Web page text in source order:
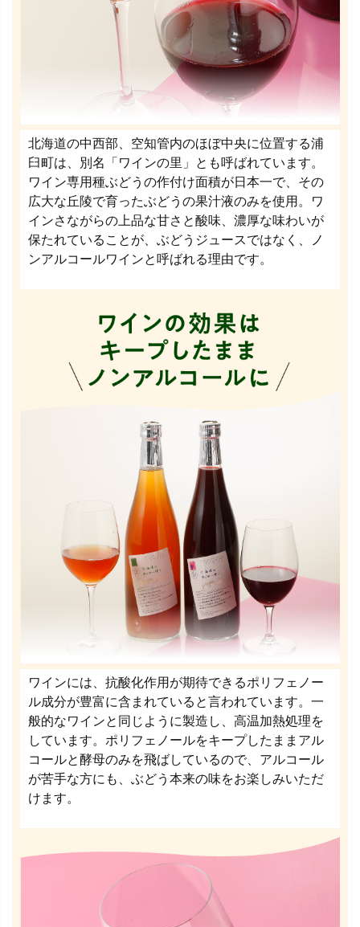
北海道の中西部、空知管内のほぼ中央に位置する浦
臼町は、別名「ワインの里」とも呼ばれています。
ワイン専用種ぶどうの作付け面積が日本一で、その
広大な丘陵で育ったぶどうの果汁液のみを使用。ワ
インさながらの上品な甘さと酸味、濃厚な味わいが
保たれていることが、ぶどうジュースではなく、ノ
ンアルコールワインと呼ばれる理由です。
ワインには、抗酸化作用が期待できるポリフェノー
ル成分が豊富に含まれていると言われています。一
般的なワインと同じように製造し、高温加熱処理を
しています。ポリフェノールをキープしたままアル
コールと酵母のみを飛ばしているので、アルコール
が苦手な方にも、ぶどう本来の味をお楽しみいただ
けます。